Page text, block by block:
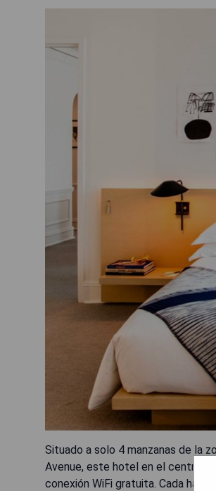
Situado a solo 4 manzanas de la
Avenue, este hotel en el centro
conexión WiFi gratuita. Cada